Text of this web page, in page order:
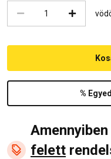
%
felett